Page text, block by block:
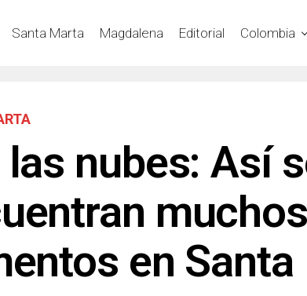
Santa Marta Magdalena Editorial Colombia
las nubes: Así
muchos
en